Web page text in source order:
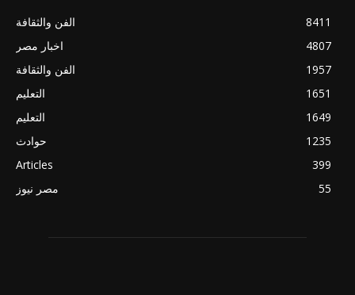
الفن والثقافة
8411
اخبار مصر
4807
الفن والثقافة
1957
التعليم
1651
التعليم
1649
حوادث
1235
Articles
399
مصر نيوز
55